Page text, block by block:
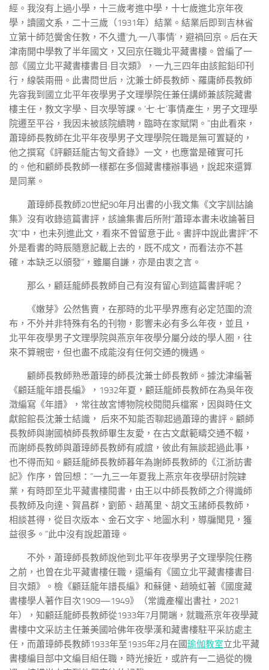
經。我沒有上過小學，十三歲考進中學，十七歲進北京年夜
學，讀國文系，二十三歲（1931年）結業。結業后即到吉林省
立第十師范黌舍任教，不久遭‘九·一八事情’，避禍回京。后在天
津南開中學教了半年國文，又回京任職北平藏書樓。曾編了一
部《國立北平藏書樓書目·目次類》，一九三四年由該館鉛印刊
行，線裝兩冊。此書問世后，沈兼士師長教師、羅庸師長教師
先容我到國立北平年夜學男子文理學院任兼任講師兼該院藏書
樓主任，教文字學、目次學等課。‘七·七’事情產生，男子文理學
院遷至平谷，我因未被該院續聘，臨時在家賦閑。”由此看來，
蕭璋師長教師在北平年夜學男子文理學院任職是無可置疑的，
他之撰寫《評顧廷龍古匋文孴錄》一文，也應當是確實可托
的。他和顧師長教師一樣都在多個藏書樓辦事過，說起來還算
是同業。
蕭璋師長教師20世紀90年月出書的小我文集《文字訓詁論
集》沒有收錄這篇書評，該論集書后所附“蕭璋本書未收論著目
次”中，也未列進此文，看來不曾留意于此。書評中說此書評“不
外是看書的時辰隨意記載上去的，既不成文，而看法亦不甚
確，本缺乏以頒發”，雖屬自謙，亦是由衷之言。
那么，顧廷龍師長教師自己有沒有留心到這篇書評呢？
《嫩芽》公然售賣，在那時的北平學界應有必定范圍的流
布，不外并非特殊有名的刊物，影響未必有多么年夜，並且，
北平年夜學男子文理學院與燕京年夜學分屬分歧的學人圈，往
來不算親密，但也盡不成能沒有任何交通的機遇。
顧師長教師熟悉蕭璋的師長沈兼士師長教師。據沈津編著
《顧廷龍年譜長編》，1932年夏，顧廷龍師長教師在為吳年夜
澂編寫《年譜》，常往故宮博物院校閱閱兵檔案，因與時任文
獻館館長沈兼士結識， 后來不知能否聊起過蕭璋的書評。顧師
長教師與謝國楨師長教師畢生友愛，在古文獻範疇交通不輟，
而謝師長教師與蕭璋師長教師有戚誼，彼此有無談起過此事，
也不得而知。顧廷龍師長教師暮年為謝師長教師的《江浙訪書
記》作序，曾回想：“一九三一年夏我上燕京年夜學研討院肄
業，有時即至北平藏書樓閱書，由王以中師長教師之介得識師
長教師及向達、賀昌群，劉節、趙萬里、胡文玉諸師長教師，
相談甚得，從目次版本、金石文字、地圖水利，導牖聞見，獲
益很多。”此中沒有說起蕭璋。
不外，蕭璋師長教師說他到北平年夜學男子文理學院任務
之前，也曾在北平藏書樓任職，還編有《國立北平藏書樓書目·
目次類》。檢《顧廷龍年譜長編》和蘇健、趙曉虹著《國度藏
書樓學人著作目次1909—1949》（常識產權出書社，2021
年），知顧廷龍師長教師從1933年7月開端，就職燕京年夜學藏
書樓中文采訪主任兼美國哈佛年夜學漢和藏書樓駐平采訪處主
任，而蕭璋師長教師1933年至1935年2月在國瑜伽教室立北平藏
書樓編目部中文編目組任職，時光接近，或許有一二過從的機